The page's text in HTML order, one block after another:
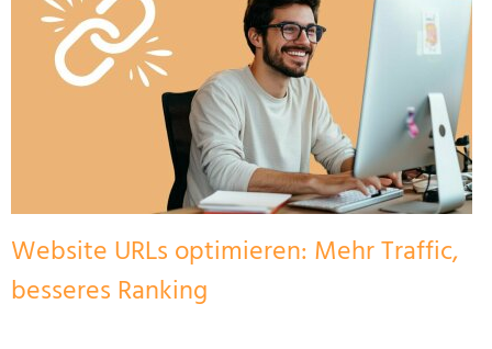
Website URLs optimieren: Mehr Traffic,
besseres Ranking